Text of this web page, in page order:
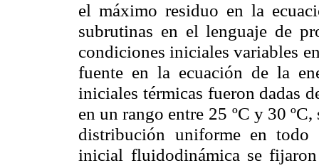
el máximo residuo en la
subrutinas en el lenguaje de
condiciones iniciales variables
fuente en la ecuación de la
iniciales térmicas fueron dadas
en un rango entre 25 ºC y 30
distribución uniforme en todo
inicial fluidodinámica se